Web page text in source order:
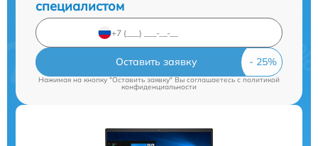
специалистом
Оставить заявку
Нажимая на кнопку "Оставить заявку" Вы соглашаетесь cполитикой
конфиденциальности